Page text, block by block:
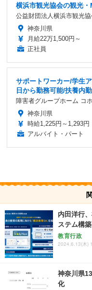
横浜市観光協会の観光
公益財団法人横浜市観光協
神奈川県
月給22万1,500円～
正社員
サポートワーカー/学生
日から勤務可能/扶養内
障害者グループホーム コ
神奈川県
時給1,225円～1,293円
アルバイト・パート
内田洋行
ステム構築
教育行政
2024.6.13(木)
神奈川県
化